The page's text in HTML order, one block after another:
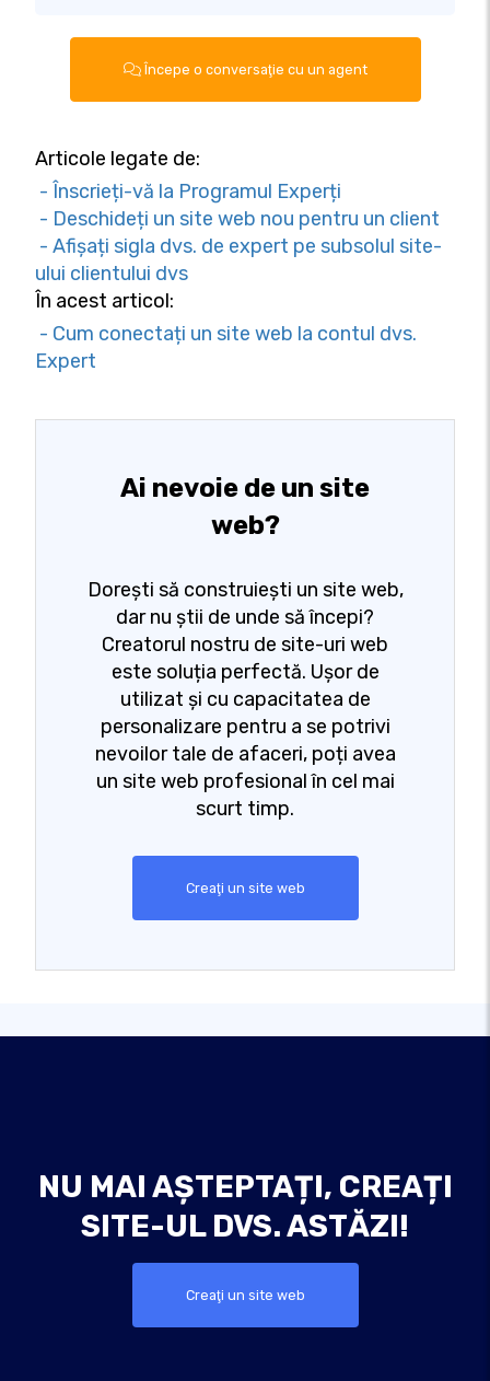
Începe o conversaţie cu un agent
Articole legate de:
- Înscrieți-vă la Programul Experți
- Deschideți un site web nou pentru un client
- Afișați sigla dvs. de expert pe subsolul site-
ului clientului dvs
În acest articol:
- Cum conectați un site web la contul dvs.
Expert
Ai nevoie de un site
web?
Dorești să construiești un site web,
dar nu știi de unde să începi?
Creatorul nostru de site-uri web
este soluția perfectă. Ușor de
utilizat și cu capacitatea de
personalizare pentru a se potrivi
nevoilor tale de afaceri, poți avea
un site web profesional în cel mai
scurt timp.
Creaţi un site web
NU MAI AȘTEPTAȚI, CREAȚI
SITE-UL DVS. ASTĂZI!
Creaţi un site web